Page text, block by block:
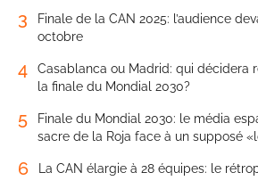
3
Finale de la CAN 2025: l’audience
octobre
4
Casablanca ou Madrid: qui décidera
la finale du Mondial 2030?
5
Finale du Mondial 2030: le média
sacre de la Roja face à un supposé
6 La CAN élargie à 28 équipes: le